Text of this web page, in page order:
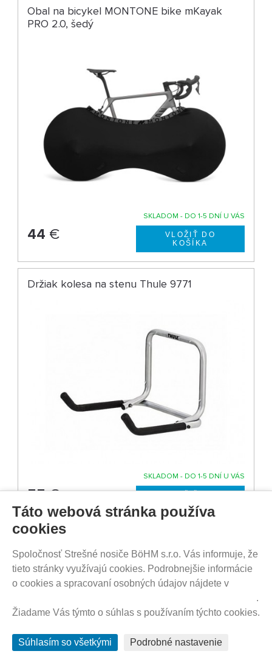
Obal na bicykel MONTONE bike mKayak
PRO 2.0, šedý
SKLADOM - DO 1-5 DNÍ U VÁS
44 €
Držiak kolesa na stenu Thule 9771
SKLADOM - DO 1-5 DNÍ U VÁS
55€
Táto webová stránka používa
cookies
Spoločnosť Strešné nosiče BöHM s.r.o. Vás informuje, že
tieto stránky využívajú cookies. Podrobnejšie informácie
o cookies a spracovaní osobných údajov nájdete v
.
Žiadame Vás týmto o súhlas s používaním týchto cookies.
Súhlasím so všetkými Podrobné nastavenie